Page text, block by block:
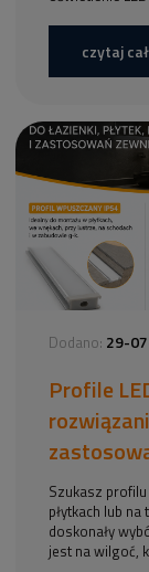
czytaj
Dodano: 29-
Profile
Szukasz
płytkach lub
doskonały
jest na wilgoć,